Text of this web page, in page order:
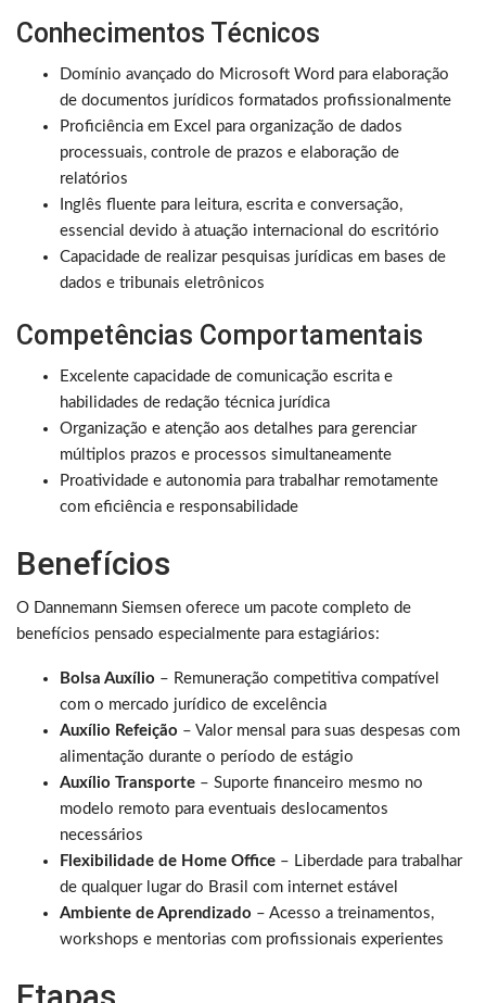
Conhecimentos Técnicos
Domínio avançado do Microsoft Word para elaboração
de documentos jurídicos formatados profissionalmente
Proficiência em Excel para organização de dados
processuais, controle de prazos e elaboração de
relatórios
Inglês fluente para leitura, escrita e conversação,
essencial devido à atuação internacional do escritório
Capacidade de realizar pesquisas jurídicas em bases de
dados e tribunais eletrônicos
Competências Comportamentais
Excelente capacidade de comunicação escrita e
habilidades de redação técnica jurídica
Organização e atenção aos detalhes para gerenciar
múltiplos prazos e processos simultaneamente
Proatividade e autonomia para trabalhar remotamente
com eficiência e responsabilidade
Benefícios
O Dannemann Siemsen oferece um pacote completo de
benefícios pensado especialmente para estagiários:
Bolsa Auxílio – Remuneração competitiva compatível
com o mercado jurídico de excelência
Auxílio Refeição – Valor mensal para suas despesas com
alimentação durante o período de estágio
Auxílio Transporte – Suporte financeiro mesmo no
modelo remoto para eventuais deslocamentos
necessários
Flexibilidade de Home Office – Liberdade para trabalhar
de qualquer lugar do Brasil com internet estável
Ambiente de Aprendizado – Acesso a treinamentos,
workshops e mentorias com profissionais experientes